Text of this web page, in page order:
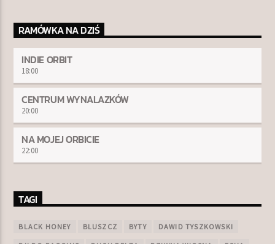
RAMÓWKA NA DZIŚ
INDIE ORBIT
18:00
CENTRUM WYNALAZKÓW
20:00
NA MOJEJ ORBICIE
22:00
TAGI
BLACK HONEY BLUSZCZ BYTY DAWID TYSZKOWSKI